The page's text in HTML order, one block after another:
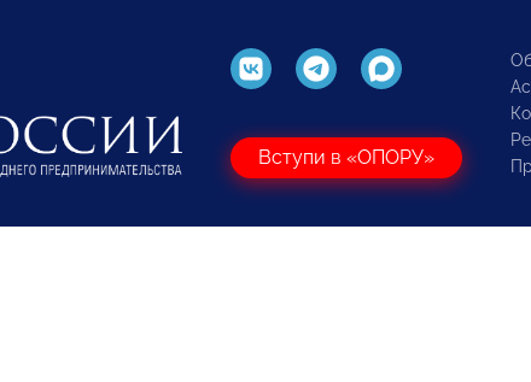
Вступи в «ОПОРУ»